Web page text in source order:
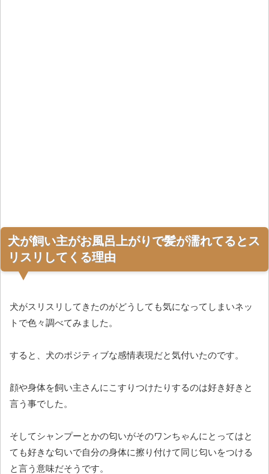
犬が飼い主がお風呂上がりで髪が濡れてるとス
リスリしてくる理由
犬がスリスリしてきたのがどうしても気になってしまいネッ
トで色々調べてみました。
すると、犬のポジティブな感情表現だと気付いたのです。
顔や身体を飼い主さんにこすりつけたりするのは好き好きと
言う事でした。
そしてシャンプーとかの匂いがそのワンちゃんにとってはと
ても好きな匂いで自分の身体に擦り付けて同じ匂いをつける
と言う意味だそうです。